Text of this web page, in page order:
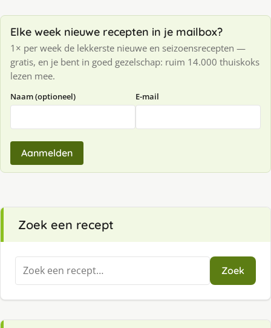
Elke week nieuwe recepten in je mailbox?
1× per week de lekkerste nieuwe en seizoensrecepten —
gratis, en je bent in goed gezelschap: ruim 14.000 thuiskoks
lezen mee.
Naam (optioneel) E-mail
Aanmelden
Zoek een recept
Zoeken
naar:
Zoek